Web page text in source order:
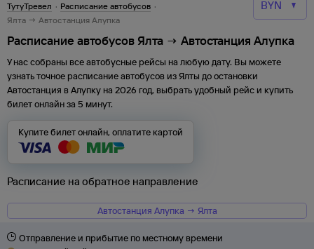
ТутуТревел · Расписание автобусов ·
Ялта → Автостанция Алупка
Расписание автобусов Ялта → Автостанция Алупка
У нас собраны все автобусные рейсы на любую дату. Вы можете
узнать точное расписание автобусов изЯлты доостановки
Автостанция в Алупку на 2026 год, выбрать удобный рейс и купить
билет онлайн за 5 минут.
Купите билет онлайн, оплатите картой
Расписание на обратное направление
Автостанция Алупка → Ялта
Отправление и прибытие по местному времени